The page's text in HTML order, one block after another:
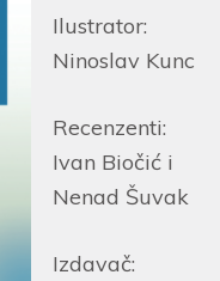
Ilustrator:
Ninoslav Kunc
Recenzenti:
Ivan Biočić i
Nenad Šuvak
Izdavač: